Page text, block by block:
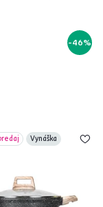
-46%
Vynáška